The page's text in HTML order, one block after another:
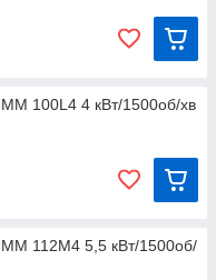
100L4 4 кВт/1500об/хв
112M4 5,5 кВт/1500об/